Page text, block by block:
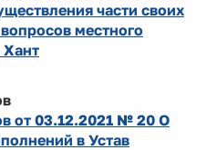
части своих
местного
Хант
от 03.12.2021 № 20 О
в Устав